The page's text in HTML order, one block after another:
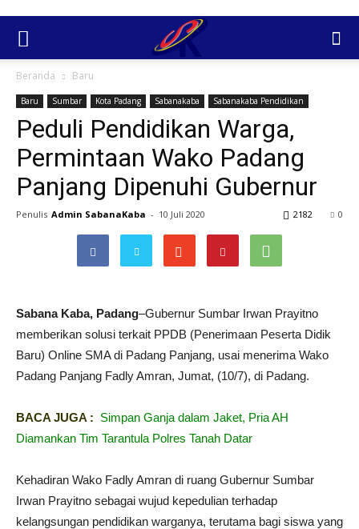
Beranda Baru
Baru Sumbar Kota Padang Sabanakaba Sabanakaba Pendidikan
Peduli Pendidikan Warga,
Permintaan Wako Padang
Panjang Dipenuhi Gubernur
Penulis Admin SabanaKaba - 10 Juli 2020 0
2182
Sabana Kaba, Padang–Gubernur Sumbar Irwan Prayitno
memberikan solusi terkait PPDB (Penerimaan Peserta Didik
Baru) Online SMA di Padang Panjang, usai menerima Wako
Padang Panjang Fadly Amran, Jumat, (10/7), di Padang.
BACA JUGA : Simpan Ganja dalam Jaket, Pria AH
Diamankan Tim Tarantula Polres Tanah Datar
Kehadiran Wako Fadly Amran di ruang Gubernur Sumbar
Irwan Prayitno sebagai wujud kepedulian terhadap
kelangsungan pendidikan warganya, terutama bagi siswa yang